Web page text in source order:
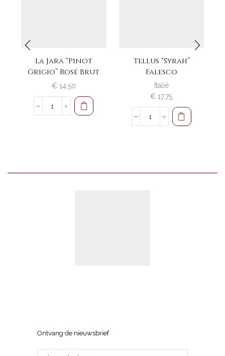
La Jara “Pinot
Grigio” Rosé Brut
€14,50
La
aantal
Tellus “Syrah”
Falesco
Italië
€ 17,75
Tellus
Ontvang de nieuwsbrief